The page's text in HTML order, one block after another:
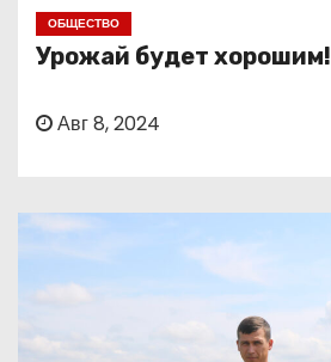
ОБЩЕСТВО
Урожай будет хорошим!
Авг 8, 2024